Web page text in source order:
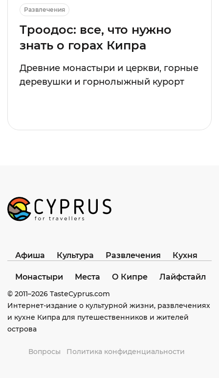
Развлечения
Троодос: все, что нужно
знать о горах Кипра
Древние монастыри и церкви, горные
деревушки и горнолыжный курорт
Афиша Культура Развлечения Кухня
Монастыри Места О Кипре Лайфстайл
© 2011–2026 TasteCyprus.com
Интернет-издание о культурной жизни, развлечениях
и кухне Кипра для путешественников и жителей
острова
Вопросы Политика конфиденциальности